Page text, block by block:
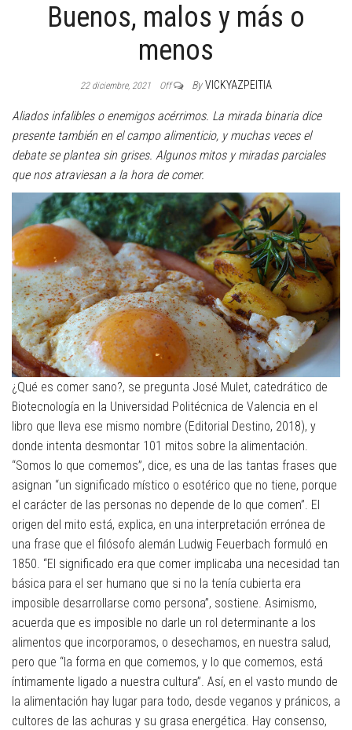
Buenos, malos y más o
menos
22 diciembre, 2021 Off By VICKYAZPEITIA
Aliados infalibles o enemigos acérrimos. La mirada binaria dice
presente también en el campo alimenticio, y muchas veces el
debate se plantea sin grises. Algunos mitos y miradas parciales
que nos atraviesan a la hora de comer.
¿Qué es comer sano?, se pregunta José Mulet, catedrático de
Biotecnología en la Universidad Politécnica de Valencia en el
libro que lleva ese mismo nombre (Editorial Destino, 2018), y
donde intenta desmontar 101 mitos sobre la alimentación.
“Somos lo que comemos”, dice, es una de las tantas frases que
asignan “un significado místico o esotérico que no tiene, porque
el carácter de las personas no depende de lo que comen”. El
origen del mito está, explica, en una interpretación errónea de
una frase que el filósofo alemán Ludwig Feuerbach formuló en
1850. “El significado era que comer implicaba una necesidad tan
básica para el ser humano que si no la tenía cubierta era
imposible desarrollarse como persona”, sostiene. Asimismo,
acuerda que es imposible no darle un rol determinante a los
alimentos que incorporamos, o desechamos, en nuestra salud,
pero que “la forma en que comemos, y lo que comemos, está
íntimamente ligado a nuestra cultura”. Así, en el vasto mundo de
la alimentación hay lugar para todo, desde veganos y pránicos, a
cultores de las achuras y su grasa energética. Hay consenso,